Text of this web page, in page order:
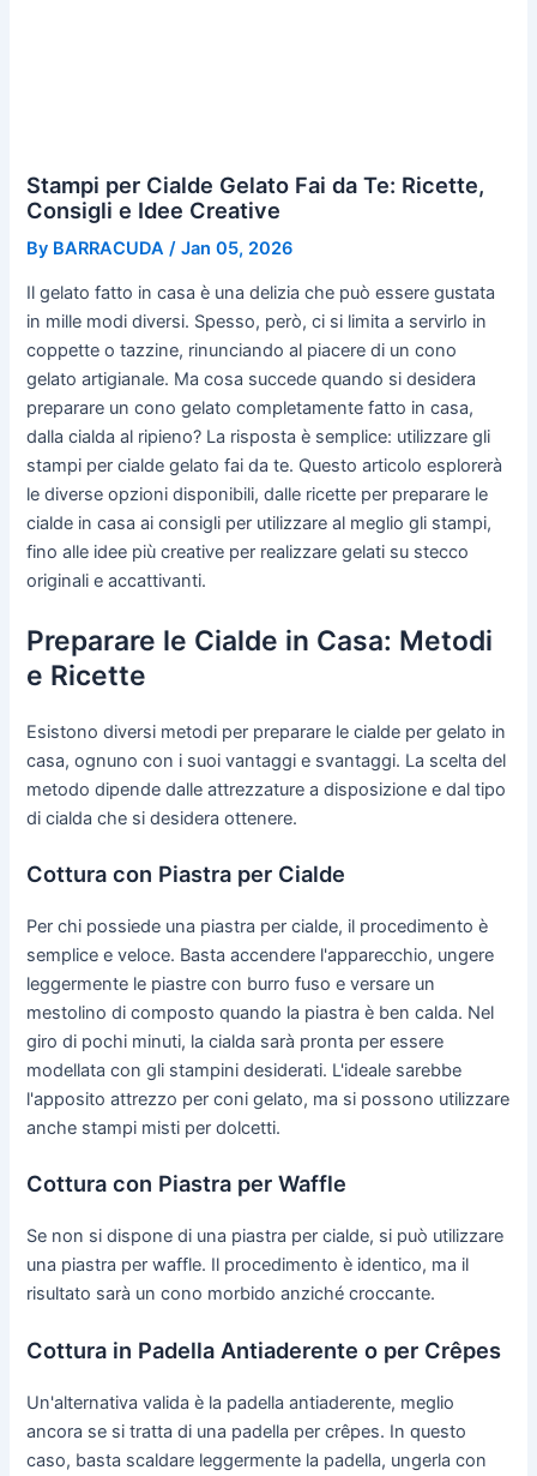
Stampi per Cialde Gelato Fai da Te: Ricette,
Consigli e Idee Creative
By BARRACUDA /Jan 05, 2026
Il gelato fatto in casa è una delizia che può essere gustata
in mille modi diversi. Spesso, però, ci si limita a servirlo in
coppette o tazzine, rinunciando al piacere di un cono
gelato artigianale. Ma cosa succede quando si desidera
preparare un cono gelato completamente fatto in casa,
dalla cialda al ripieno? La risposta è semplice: utilizzare gli
stampi per cialde gelato fai da te. Questo articolo esplorerà
le diverse opzioni disponibili, dalle ricette per preparare le
cialde in casa ai consigli per utilizzare al meglio gli stampi,
fino alle idee più creative per realizzare gelati su stecco
originali e accattivanti.
Preparare le Cialde in Casa: Metodi
e Ricette
Esistono diversi metodi per preparare le cialde per gelato in
casa, ognuno con i suoi vantaggi e svantaggi. La scelta del
metodo dipende dalle attrezzature a disposizione e dal tipo
di cialda che si desidera ottenere.
Cottura con Piastra per Cialde
Per chi possiede una piastra per cialde, il procedimento è
semplice e veloce. Basta accendere l'apparecchio, ungere
leggermente le piastre con burro fuso e versare un
mestolino di composto quando la piastra è ben calda. Nel
giro di pochi minuti, la cialda sarà pronta per essere
modellata con gli stampini desiderati. L'ideale sarebbe
l'apposito attrezzo per coni gelato, ma si possono utilizzare
anche stampi misti per dolcetti.
Cottura con Piastra per Waffle
Se non si dispone di una piastra per cialde, si può utilizzare
una piastra per waffle. Il procedimento è identico, ma il
risultato sarà un cono morbido anziché croccante.
Cottura in Padella Antiaderente o per Crêpes
Un'alternativa valida è la padella antiaderente, meglio
ancora se si tratta di una padella per crêpes. In questo
caso, basta scaldare leggermente la padella, ungerla con